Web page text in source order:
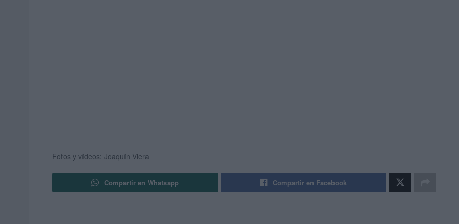
Fotos y vídeos: Joaquín Viera
Compartir en Whatsapp Compartir en Facebook